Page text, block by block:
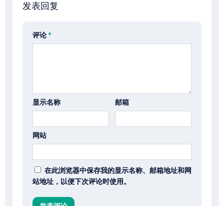
发表回复
评论*
显示名称 邮箱
网站
在此浏览器中保存我的显示名称、邮箱地址和网
站地址，以便下次评论时使用。